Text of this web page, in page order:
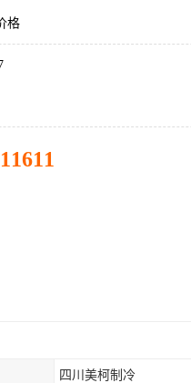
格
四川美柯制冷